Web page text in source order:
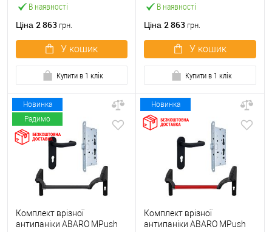
В наявності
чорний із замком та ручкою
Ціна 2 863 грн.
У кошик
Купити в 1 клік
В наявності
червоний із замком та
Ціна 2 863 грн.
У кошик
Купити в 1 клік
Новинка
Радимо
Комплект врізної
антипаніки ABARO МPush
Новинка
Комплект врізної
антипаніки ABARO МPush